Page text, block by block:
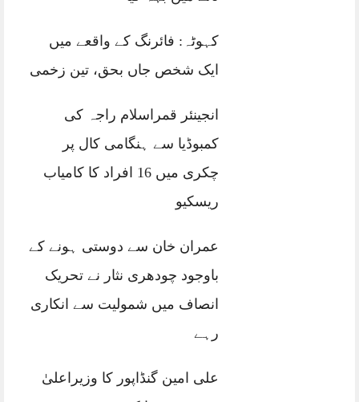
کہوٹہ: فائرنگ کے واقعے میں
ایک شخص جاں بحق، تین زخمی
انجینئر قمراسلام راجہ کی
کمبوڈیا سے ہنگامی کال پر
چکری میں 16 افراد کا کامیاب
ریسکیو
عمران خان سے دوستی ہونے کے
باوجود چودھری نثار نے تحریک
انصاف میں شمولیت سے انکاری
رہے
علی امین گنڈاپور کا وزیراعلیٰ